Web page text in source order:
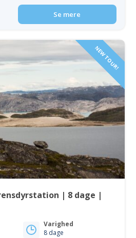
Se mere
NEW TOUR!
| 8 dage |
Varighed
8 dage